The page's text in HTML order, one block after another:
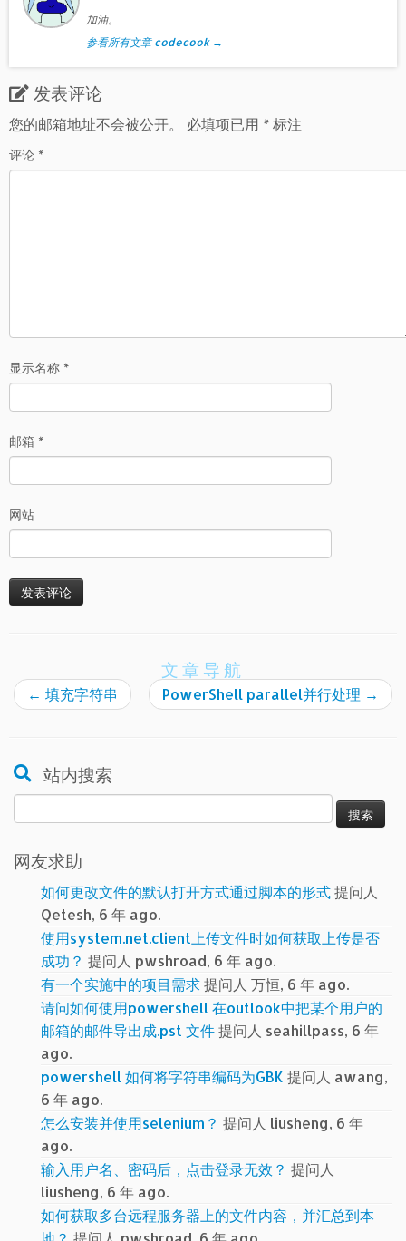
加油。
参看所有文章 codecook →
发表评论
您的邮箱地址不会被公开。
必填项已用 *标注
评论 *
显示名称 *
邮箱 *
网站
文章导航
← 填充字符串 PowerShell parallel并行处理 →
站内搜索
索：
网友求助
如何更改文件的默认打开方式通过脚本的形式提问人
Qetesh, 6 年 ago.
使用system.net.client上传文件时如何获取上传是否
成功？ 提问人 pwshroad, 6 年 ago.
有一个实施中的项目需求提问人 万恒, 6 年 ago.
请问如何使用powershell 在outlook中把某个用户的
邮箱的邮件导出成.pst 文件提问人 seahillpass, 6 年
ago.
powershell 如何将字符串编码为GBK 提问人 awang,
6 年 ago.
怎么安装并使用selenium？ 提问人 liusheng, 6 年
ago.
输入用户名、密码后，点击登录无效？ 提问人
liusheng, 6 年 ago.
如何获取多台远程服务器上的文件内容，并汇总到本